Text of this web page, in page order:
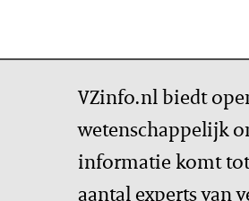
VZinfo.nl biedt
wetenschappelijk
informatie komt
aantal experts van